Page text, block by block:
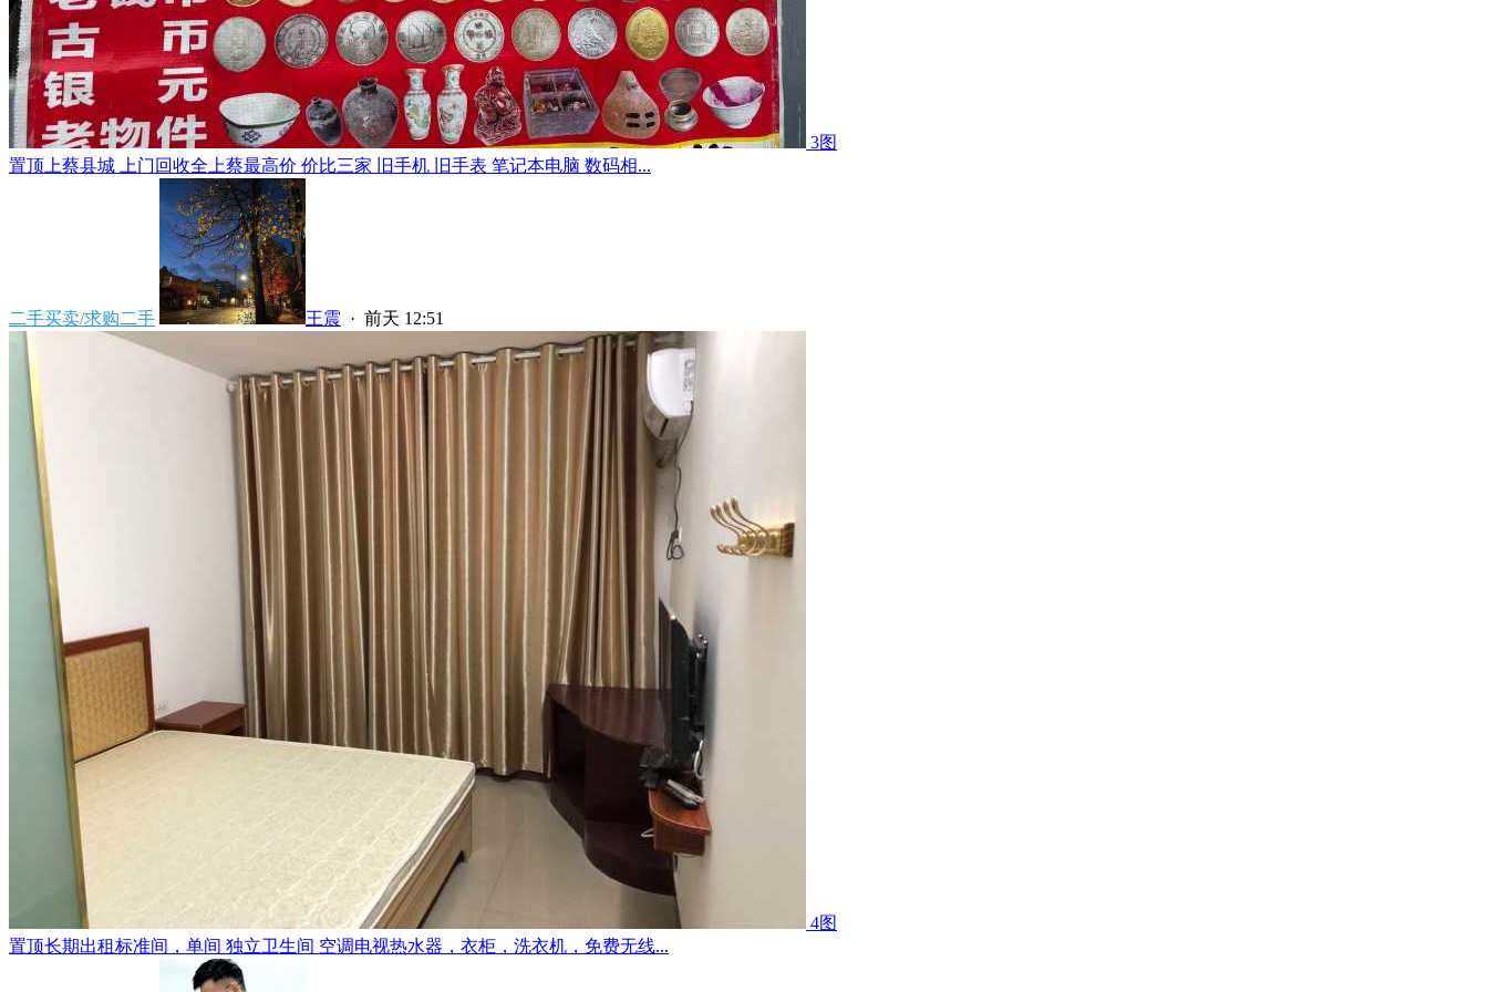
3图
置顶 上蔡县城 上门回收全上蔡最高价 价比三家 旧手机 旧手表 笔记本电脑 数码相...
二手买卖/求购二手 王震 · 前天 12:51
4图
置顶长期出租标准间，单间 独立卫生间 空调电视热水器，衣柜，洗衣机，免费无线...